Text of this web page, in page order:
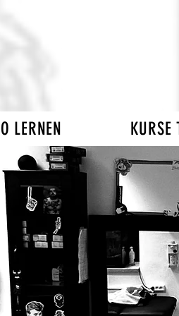
LERNEN KURSE